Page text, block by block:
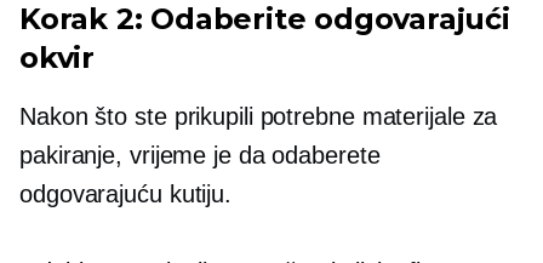
Korak 2: Odaberite odgovarajući
okvir
Nakon što ste prikupili potrebne materijale za
pakiranje, vrijeme je da odaberete
odgovarajuću kutiju.